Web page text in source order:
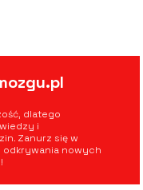
dlatego
i
Zanurz się w
odkrywania nowych